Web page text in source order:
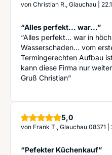
von Christian R., Glauchau
“Alles perfekt... war...”
“Alles perfekt... war in
Wasserschaden... vom
Termingerechten Aufbau
kann diese Firma nur
Gruß Christian”
5,0Sterne
von Frank T., Glauchau 08371
“Pefekter Küchenkauf”